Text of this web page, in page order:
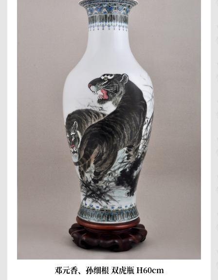
邓元香、孙细根 双虎瓶 H60cm